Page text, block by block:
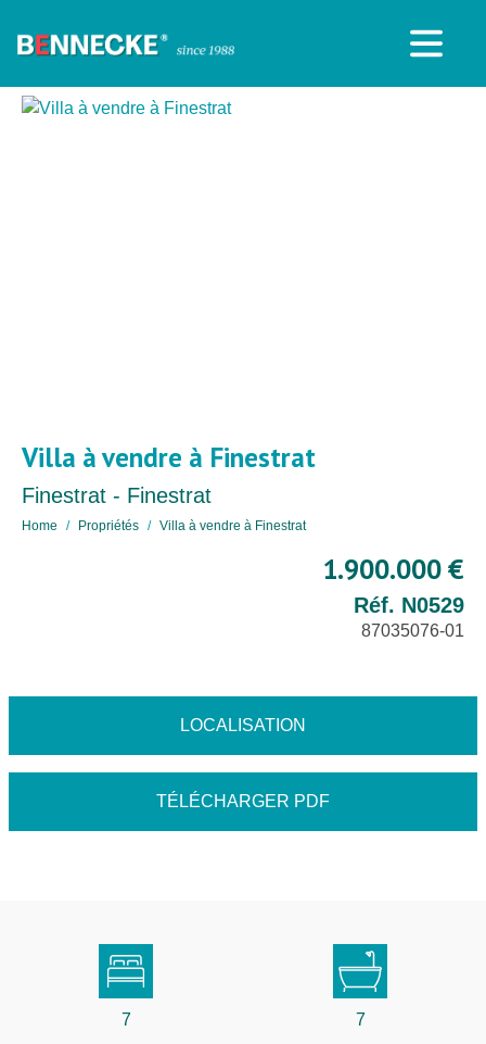
Villa à vendre à Finestrat
Finestrat - Finestrat
Home Propriétés Villa à vendre à Finestrat
1.900.000 €
Réf. N0529
87035076-01
LOCALISATION
TÉLÉCHARGER PDF
7 7